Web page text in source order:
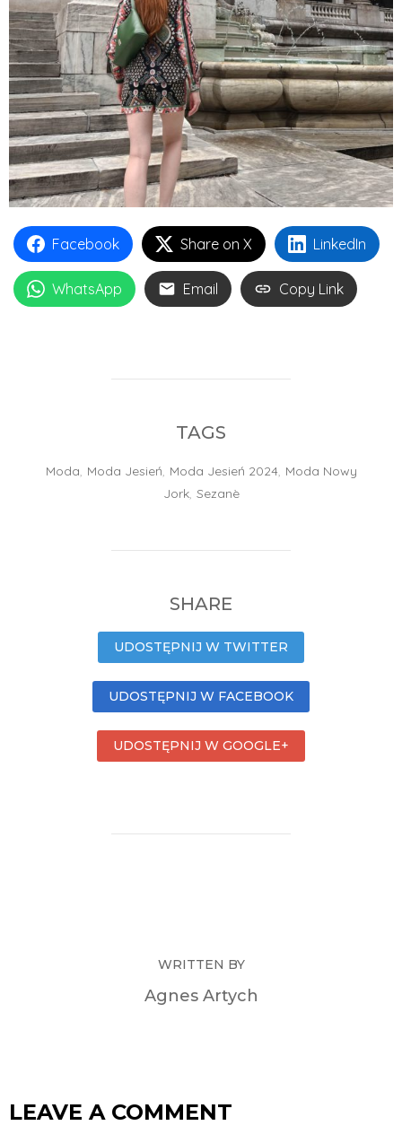
Facebook Share on X LinkedIn
WhatsApp Email Copy Link
TAGS
Moda, Moda Jesień, Moda Jesień 2024, Moda Nowy
Jork, Sezanè
SHARE
UDOSTĘPNIJ W TWITTER
UDOSTĘPNIJ W FACEBOOK
UDOSTĘPNIJ W GOOGLE+
WRITTEN BY
Agnes Artych
LEAVE A COMMENT